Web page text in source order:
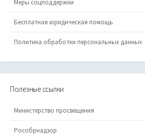
Меры соцподдержки
Бесплатная юридическая помощь
Политика обработки персональных данных
Полезные ссылки
Министерство просвещения
Рособрнадзор